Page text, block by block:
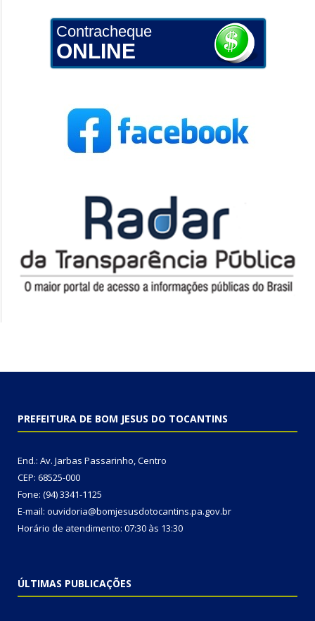
Contracheque
ONLINE
PREFEITURA DE BOM JESUS DO TOCANTINS
End.: Av. Jarbas Passarinho, Centro
CEP: 68525-000
Fone: (94) 3341-1125
E-mail: ouvidoria@bomjesusdotocantins.pa.gov.br
Horário de atendimento: 07:30 às 13:30
ÚLTIMAS PUBLICAÇÕES